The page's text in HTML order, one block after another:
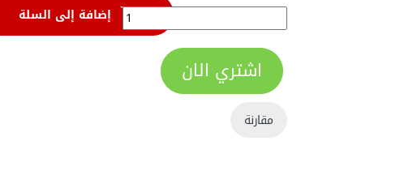
سكينة معجون يد خشب مقاس 4 بوصة من اويوس - EPU04M quantity إضافة إلى السلة
اشتري الان
مقارنة